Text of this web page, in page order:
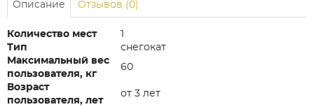
Описание Отзывов (0)
Количество мест
Тип
снегокат
Максимальный вес
пользователя, кг
60
Возраст
пользователя, лет
от 3 лет